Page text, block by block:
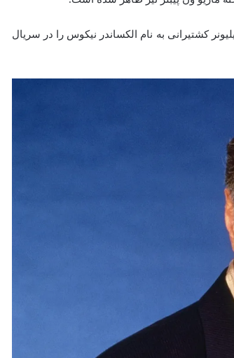
کشتیرانی به نام الکساندر نیکوس را در سریال